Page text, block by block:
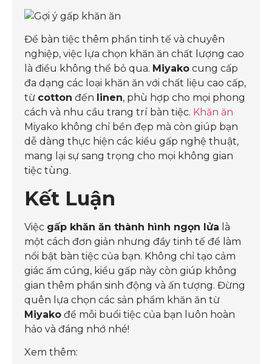
Để bàn tiệc thêm phần tinh tế và chuyên
nghiệp, việc lựa chọn khăn ăn chất lượng cao
là điều không thể bỏ qua. Miyako cung cấp
đa dạng các loại khăn ăn với chất liệu cao cấp,
từ cotton đến linen, phù hợp cho mọi phong
cách và nhu cầu trang trí bàn tiệc. Khăn ăn
Miyako không chỉ bền đẹp mà còn giúp bạn
dễ dàng thực hiện các kiểu gấp nghệ thuật,
mang lại sự sang trọng cho mọi không gian
tiệc tùng.
Kết Luận
Việc gấp khăn ăn thành hình ngọn lửa là
một cách đơn giản nhưng đầy tinh tế để làm
nổi bật bàn tiệc của bạn. Không chỉ tạo cảm
giác ấm cúng, kiểu gấp này còn giúp không
gian thêm phần sinh động và ấn tượng. Đừng
quên lựa chọn các sản phẩm khăn ăn từ
Miyako để mỗi buổi tiệc của bạn luôn hoàn
hảo và đáng nhớ nhé!
Xem thêm: